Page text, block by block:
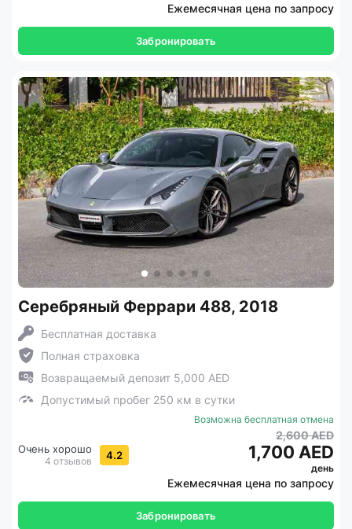
Ежемесячная цена по запросу
Забронировать
Серебряный Феррари 488, 2018
Бесплатная доставка
Полная страховка
Возвращаемый депозит 5,000 AED
Допустимый пробег 250 км в сутки
Очень хорошо
4 отзывов 4.2
Возможна бесплатная отмена
2,600 AED
1,700 AED
день
Ежемесячная цена по запросу
Забронировать